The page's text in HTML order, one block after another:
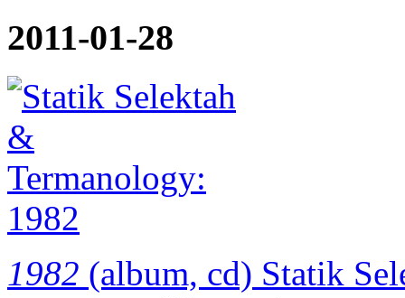
2011-01-28
1982 (album, cd) Statik